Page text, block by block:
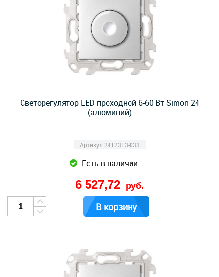
Светорегулятор LED проходной 6-60 Вт Simon 24
(алюминий)
Артикул 2412313-033
Есть в наличии
6 527,72 руб.
В корзину